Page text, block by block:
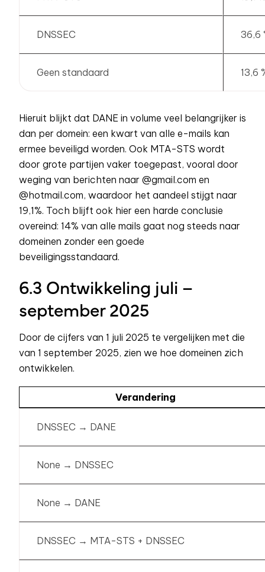
DNSSEC 36,6
Geen standaard 13,6
Hieruit blijkt dat DANE in volume veel belangrijker is
dan per domein: een kwart van alle e-mails kan
ermee beveiligd worden. Ook MTA-STS wordt
door grote partijen vaker toegepast, vooral door
weging van berichten naar @gmail.com en
@hotmail.com, waardoor het aandeel stijgt naar
19,1%. Toch blijft ook hier een harde conclusie
overeind: 14% van alle mails gaat nog steeds naar
domeinen zonder een goede
beveiligingsstandaard.
6.3 Ontwikkeling juli –
september 2025
Door de cijfers van 1 juli 2025 te vergelijken met die
van 1 september 2025, zien we hoe domeinen zich
ontwikkelen.
Verandering
DNSSEC → DANE
None → DNSSEC
None → DANE
DNSSEC → MTA-STS + DNSSEC